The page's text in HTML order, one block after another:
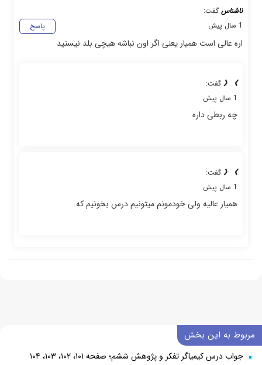
ناشناس گفت:
پاسخ
1 سال پیش
اره عالی است همیار یعنی اگر اون نباشه هیچی بلد نیستید
》《 گفت:
1 سال پیش
چه ربطی داره
》《 گفت:
1 سال پیش
همیار عالیه ولی خودمونم میتونیم درس بخونیم که
مربوط به این بخش
جواب درس کیمیاگر تفکر و پژوهش ششم؛ صفحه ۱۰۱، ۱۰۲، ۱۰۳، ۱۰۴